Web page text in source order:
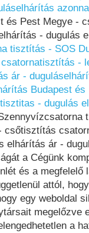
és Pest Megye -
- dugulás
tisztítás - SOS
-
ár -
Budapest
- dugulás
csőtisztítás
elhárítás ár -
a Cégünk
és a
attól,
egy weboldal
megelőzve
a